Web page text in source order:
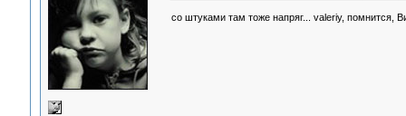
со штуками там тоже напряг... valeriy, помнится,